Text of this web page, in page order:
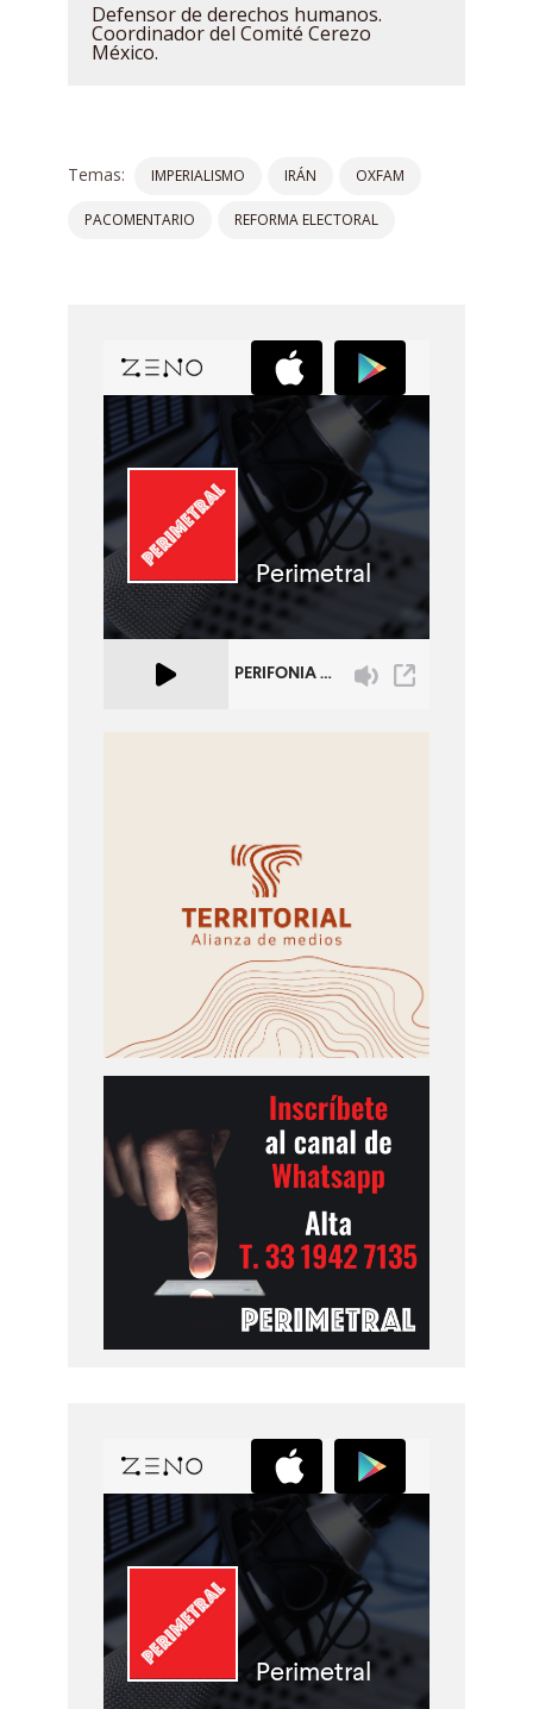
Defensor de derechos humanos.
Coordinador del Comité Cerezo
México.
Temas: IMPERIALISMO IRÁN OXFAM
PACOMENTARIO REFORMA ELECTORAL